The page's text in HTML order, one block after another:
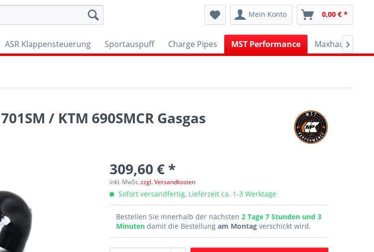
Mein Konto 0,00 € *
ASR Klappensteuerung Sportauspuff Charge Pipes MST Performance Maxhaust

/ KTM 690SMCR Gasgas
309,60 € *
inkl. MwSt.zzgl. Versandkosten
Sofort versandfertig, Lieferzeit ca. 1-3 Werktage
Bestellen Sie innerhalb der nächsten2 Tage 7 Stunden und 3
Minutendamit die Bestellungam Montag verschickt wird.